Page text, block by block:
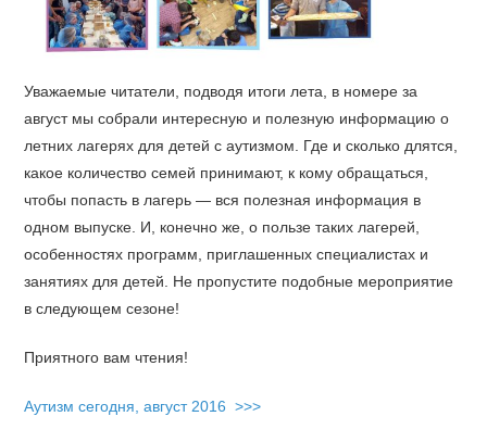
Уважаемые читатели, подводя итоги лета, в номере за
август мы собрали интересную и полезную информацию о
летних лагерях для детей с аутизмом. Где и сколько длятся,
какое количество семей принимают, к кому обращаться,
чтобы попасть в лагерь — вся полезная информация в
одном выпуске. И, конечно же, о пользе таких лагерей,
особенностях программ, приглашенных специалистах и
занятиях для детей. Не пропустите подобные мероприятие
в следующем сезоне!
Приятного вам чтения!
Аутизм сегодня, август 2016 >>>